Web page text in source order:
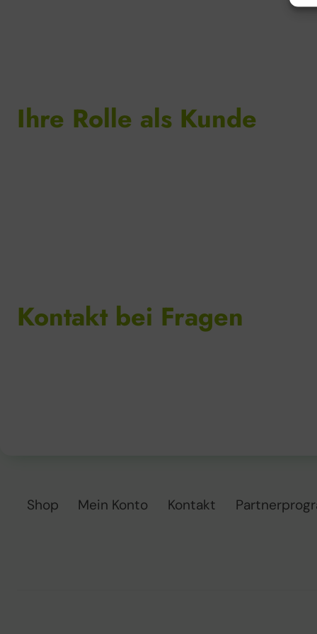
Ihre Rolle als Kunde
Kontakt bei Fragen
Shop Mein Konto Kontakt